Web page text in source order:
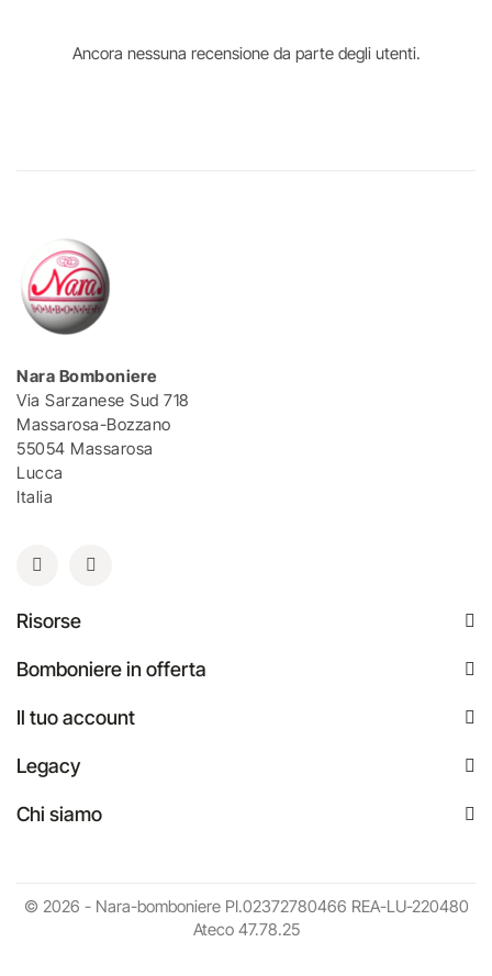
Ancora nessuna recensione da parte degli utenti.
Nara Bomboniere
Via Sarzanese Sud 718
Massarosa-Bozzano
55054 Massarosa
Lucca
Italia
Risorse
Bomboniere in offerta
Il tuo account
Legacy
Chi siamo
© 2026 - Nara-bomboniere PI.02372780466 REA-LU-220480
Ateco 47.78.25